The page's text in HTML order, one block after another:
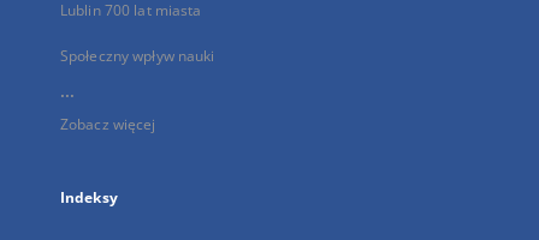
Lublin 700 lat miasta
Społeczny wpływ nauki
...
Zobacz więcej
Indeksy